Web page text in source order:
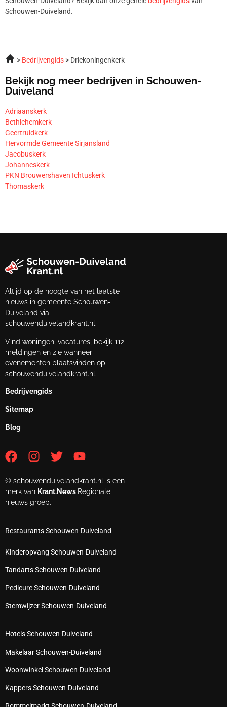
Schouwen-Duiveland.
Bedrijvengids Driekoningenkerk
Bekijk nog meer bedrijven in Schouwen-
Duiveland
Adriaanskerk
Bethlehemkerk
Geertruidkerk
Hervormde Gemeente Sirjansland
Jacobuskerk
Johanneskerk
PKN Brouwershaven Ichtuskerk
Thomaskerk
Altijd op de hoogte van het laatste
nieuws in gemeente Schouwen-
Duiveland via
schouwenduivelandkrant.nl.
Vind woningen, vacatures, bekijk 112
meldingen en zie wanneer
evenementen plaatsvinden op
schouwenduivelandkrant.nl.
Bedrijvengids
Sitemap
Blog
© schouwenduivelandkrant.nl is een
merk van Krant.News Regionale
nieuws groep.
Restaurants Schouwen-Duiveland
Kinderopvang Schouwen-Duiveland
Tandarts Schouwen-Duiveland
Pedicure Schouwen-Duiveland
Stemwijzer Schouwen-Duiveland
Hotels Schouwen-Duiveland
Makelaar Schouwen-Duiveland
Woonwinkel Schouwen-Duiveland
Kappers Schouwen-Duiveland